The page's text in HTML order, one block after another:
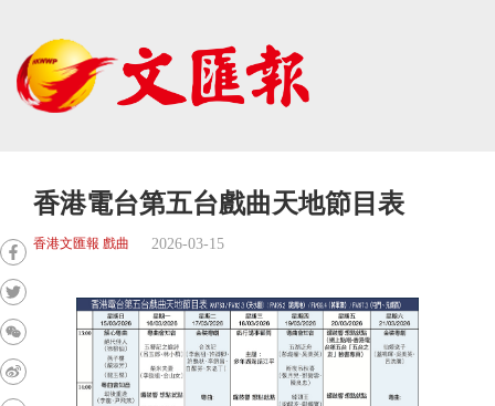
香港電台第五台戲曲天地節目表
香港文匯報 戲曲 2026-03-15